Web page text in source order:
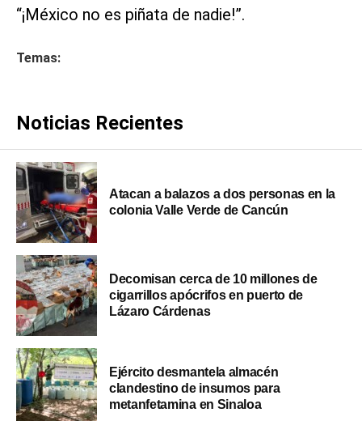
“¡México no es piñata de nadie!”.
Temas:
Noticias Recientes
Atacan a balazos a dos personas en la
colonia Valle Verde de Cancún
Decomisan cerca de 10 millones de
cigarrillos apócrifos en puerto de
Lázaro Cárdenas
Ejército desmantela almacén
clandestino de insumos para
metanfetamina en Sinaloa